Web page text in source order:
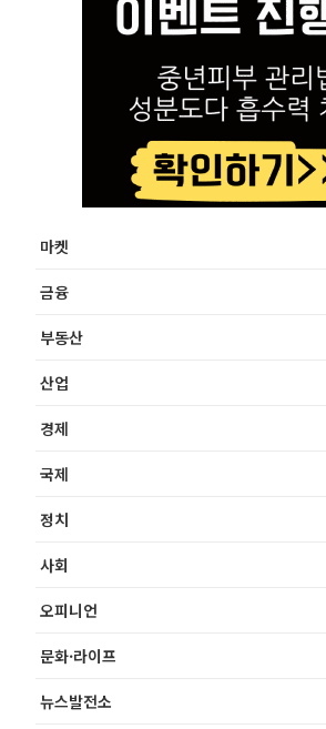
마켓
금융
부동산
산업
경제
국제
정치
사회
오피니언
문화·라이프
뉴스발전소